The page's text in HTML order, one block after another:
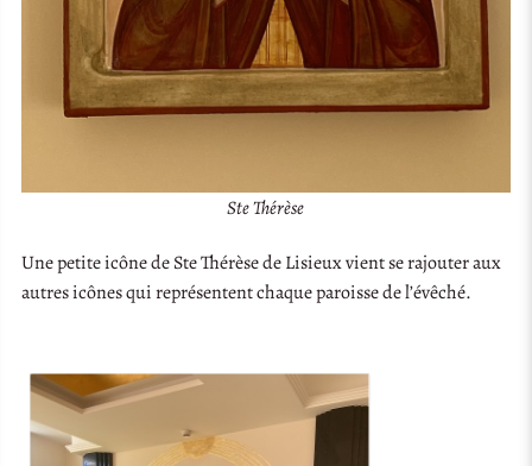
Ste Thérèse
Une petite icône de Ste Thérèse de Lisieux vient se rajouter aux
autres icônes qui représentent chaque paroisse de l’évêché.